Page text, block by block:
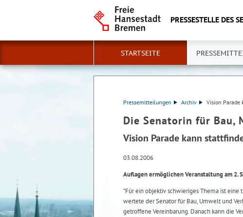
PRESSESTELLE DES
STARTSEITE
Pressemitteilungen Archiv Vision Parade
Die Senatorin für
Vision Parade kann
03.08.2006
Auflagen ermöglichen Veranstaltung am 2.
"Für ein objektiv schwieriges Thema ist
wertete der Senator für Bau, Umwelt und
getroffene Vereinbarung. Danach kann die